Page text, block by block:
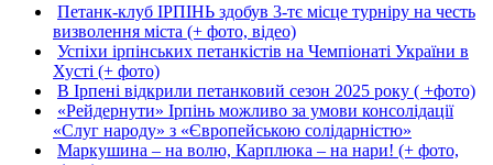
Петанк-клуб ІРПІНЬ здобув 3-тє місце турніру на честь
визволення міста (+ фото, відео)
Успіхи ірпінських петанкістів на Чемпіонаті України в
Хусті (+ фото)
В Ірпені відкрили петанковий сезон 2025 року ( +фото)
«Рейдернути» Ірпінь можливо за умови консолідації
«Слуг народу» з «Європейською солідарністю»
Маркушина – на волю, Карплюка – на нари! (+ фото,